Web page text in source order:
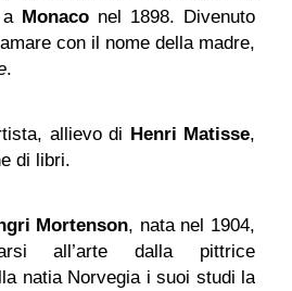
Monaco nel 1898. Divenuto
con il nome della madre,
.
allievo di Henri Matisse,
di libri.
Mortenson, nata nel 1904,
all’arte dalla pittrice
natia Norvegia i suoi studi la